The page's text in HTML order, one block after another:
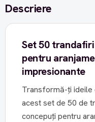
Descriere
Set 50
pentru
impresionante
Transformă-ți ideile
acest set de 50 de
concepuți pentru